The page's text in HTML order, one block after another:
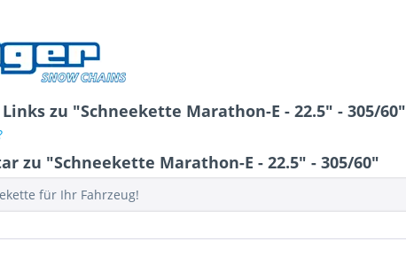
zu "Schneekette Marathon-E - 22.5" - 305/60"
zu "Schneekette Marathon-E - 22.5" - 305/60"
für Ihr Fahrzeug!